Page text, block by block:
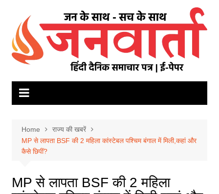
content
Home
राज्य की खबरें
MP से लापता BSF की 2 महिला कांस्टेबल पश्चिम बंगाल में मिली,कहां और
कैसे छिपीं?
MP से लापता BSF की 2 महिला